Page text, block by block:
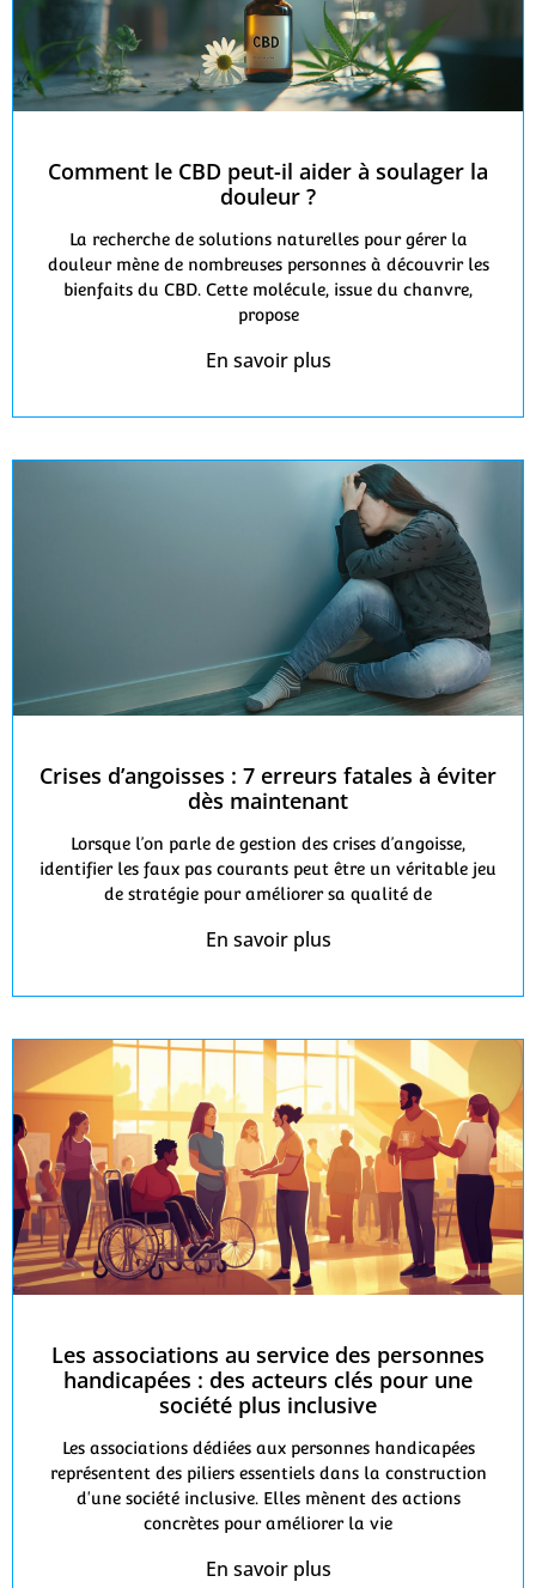
Comment le CBD peut-il aider à soulager la
douleur ?
La recherche de solutions naturelles pour gérer la
douleur mène de nombreuses personnes à découvrir les
bienfaits du CBD. Cette molécule, issue du chanvre,
propose
En savoir plus
Crises d’angoisses : 7 erreurs fatales à éviter
dès maintenant
Lorsque l’on parle de gestion des crises d’angoisse,
identifier les faux pas courants peut être un véritable jeu
de stratégie pour améliorer sa qualité de
En savoir plus
Les associations au service des personnes
handicapées : des acteurs clés pour une
société plus inclusive
Les associations dédiées aux personnes handicapées
représentent des piliers essentiels dans la construction
d'une société inclusive. Elles mènent des actions
concrètes pour améliorer la vie
En savoir plus